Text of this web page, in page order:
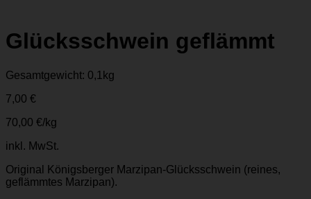
Glücksschwein geflämmt
Gesamtgewicht: 0,1 kg
7,00 €
70,00 €/kg
inkl. MwSt.
Original Königsberger Marzipan-Glücksschwein (reines,
geflämmtes Marzipan).